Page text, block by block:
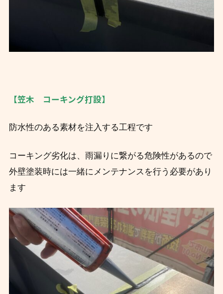
【笠木 コーキング打設】
防水性のある素材を注入する工程です
コーキング劣化は、雨漏りに繋がる危険性があるので
外壁塗装時には一緒にメンテナンスを行う必要があり
ます